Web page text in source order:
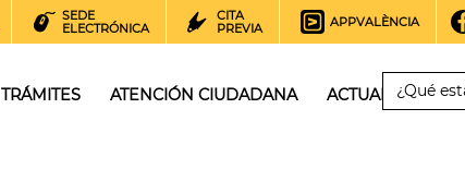
SEDE
ELECTRÓNICA
CITA
PREVIA
APPVALÈNCIA
TRÁMITES ATENCIÓN CIUDADANA ACTUALIDAD